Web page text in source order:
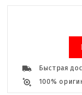
Быстрая
100%